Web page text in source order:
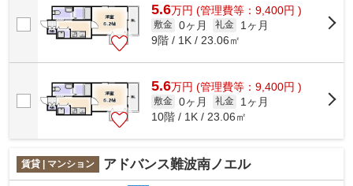
5.6万円 (管理費等：9,400円 )
敷金 0ヶ月 礼金
1ヶ月
9階 / 1K / 23.06㎡
5.6万円 (管理費等：9,400円 )
敷金 0ヶ月 礼金
1ヶ月
10階 / 1K / 23.06㎡
賃貸 | マンション アドバンス難波南ノエル